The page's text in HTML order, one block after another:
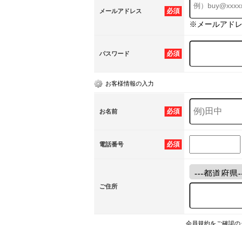
必須
メールアドレス
※メールアドレ
必須
パスワード
お客様情報の入力
必須
お名前
必須
電話番号
ご住所
会員規約をご確認の